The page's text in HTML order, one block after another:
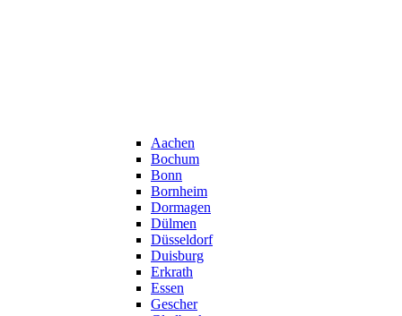
Aachen
Bochum
Bonn
Bornheim
Dormagen
Dülmen
Düsseldorf
Duisburg
Erkrath
Essen
Gescher